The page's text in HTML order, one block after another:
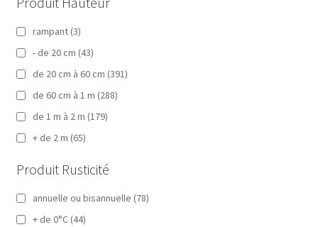
rampant (3)
- de 20 cm (43)
de 20 cm à 60 cm (391)
de 60 cm à 1 m (288)
de 1 m à 2 m (179)
+ de 2 m (65)
Produit Rusticité
annuelle ou bisannuelle (78)
+ de 0°C (44)